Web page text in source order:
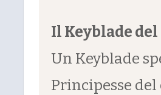
Il Keyblade
Un Keyblade
Principesse